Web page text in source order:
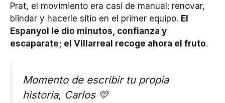
Prat, el movimiento era casi de manual: renovar,
blindar y hacerle sitio en el primer equipo. El
Espanyol le dio minutos, confianza y
escaparate; el Villarreal recoge ahora el fruto.
Momento de escribir tu propia
historia, Carlos 💛